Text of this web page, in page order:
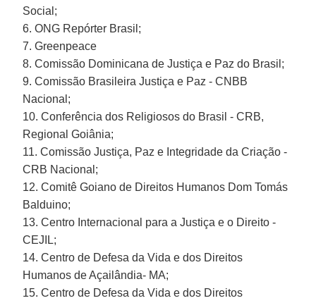
Social;
6. ONG Repórter Brasil;
7. Greenpeace
8. Comissão Dominicana de Justiça e Paz do Brasil;
9. Comissão Brasileira Justiça e Paz - CNBB
Nacional;
10. Conferência dos Religiosos do Brasil - CRB,
Regional Goiânia;
11. Comissão Justiça, Paz e Integridade da Criação -
CRB Nacional;
12. Comitê Goiano de Direitos Humanos Dom Tomás
Balduino;
13. Centro Internacional para a Justiça e o Direito -
CEJIL;
14. Centro de Defesa da Vida e dos Direitos
Humanos de Açailândia- MA;
15. Centro de Defesa da Vida e dos Direitos